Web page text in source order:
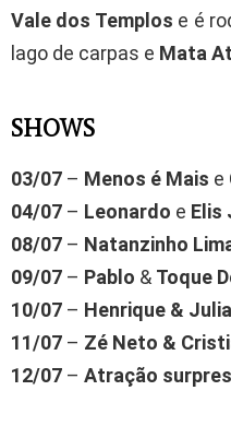
Vale dos Templos e é
lago de carpas e Mata
SHOWS
03/07 – Menos é Mais e
04/07 – Leonardo e Elis
08/07 – Natanzinho
09/07 – Pablo & Toque
10/07 – Henrique &
11/07 – Zé Neto &
12/07 – Atração